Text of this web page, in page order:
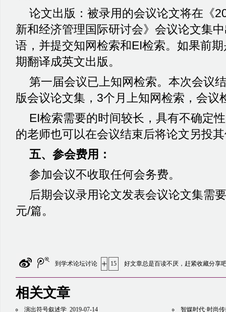
论文出版：被录用的会议论文将在《
新和经济管理国际研讨会》会议论文集
语，并提交知网检索和EI检索。如果前
期翻译成英文出版。
第一届会议已上知网检索。本次会议
版会议论文集， 3个月上知网检索，会议
EI检索需要的时间较长，具有不确定
的老师也可以在会议结束后将论文另投
五、参会费用：
参加会议不收取任何会务费。
后期会议录用论文发表会议论文集需
元/篇。
到学术论坛讨论 + 15 好文章总是百读不厌，赶紧收藏分享
相关文章
演出符号叙述学 2019-07-14
智媒时代·时尚传播 -